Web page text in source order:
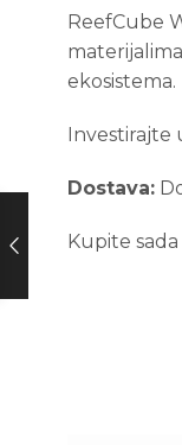
ReefCube
ekosistema.
Investirajte
Dostava:
Kupite